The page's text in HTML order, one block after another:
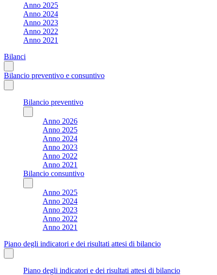
Anno 2025
Anno 2024
Anno 2023
Anno 2022
Anno 2021
Bilanci
Bilancio preventivo e consuntivo
Bilancio preventivo
Anno 2026
Anno 2025
Anno 2024
Anno 2023
Anno 2022
Anno 2021
Bilancio consuntivo
Anno 2025
Anno 2024
Anno 2023
Anno 2022
Anno 2021
Piano degli indicatori e dei risultati attesi di bilancio
Piano degli indicatori e dei risultati attesi di bilancio